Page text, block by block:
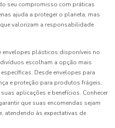
seu compromisso com práticas
ajuda a proteger o planeta, mas
valorizam a responsabilidade
envelopes plásticos disponíveis no
escolham a opção mais
Desde envelopes para
e proteção para produtos frágeis,
aplicações e benefícios. Conhecer
que suas encomendas sejam
atendendo às expectativas de